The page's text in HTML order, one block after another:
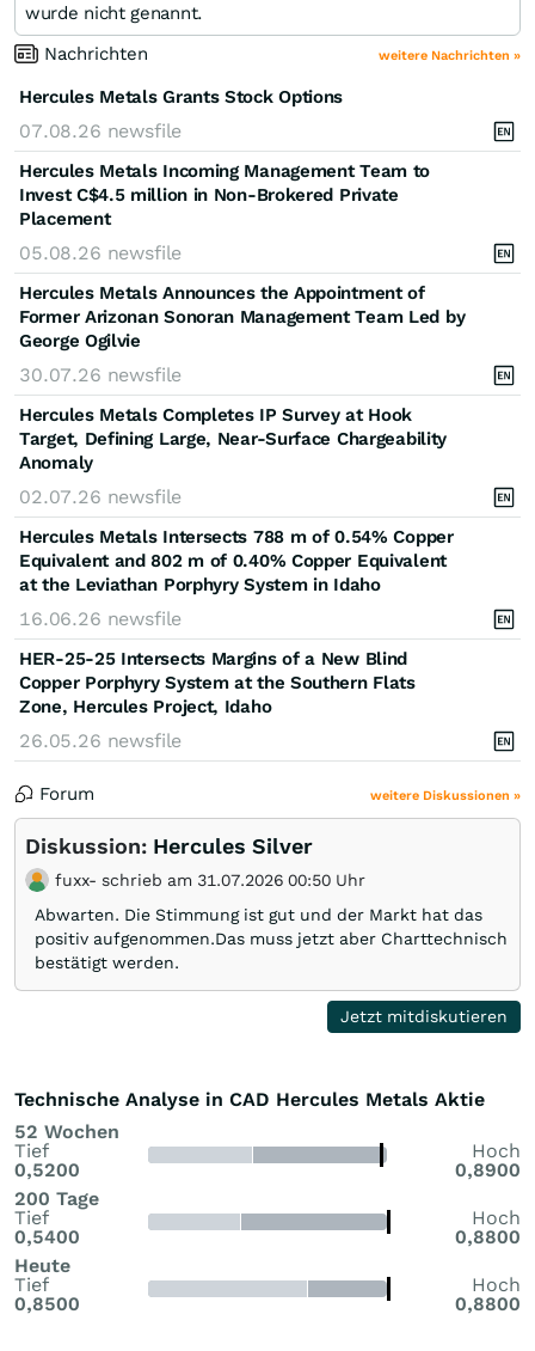
wurde nicht genannt.
Nachrichten
weitere Nachrichten »
Hercules Metals Grants Stock Options
07.08.26 newsfile
Hercules Metals Incoming Management Team to
Invest C$4.5 million in Non-Brokered Private
Placement
05.08.26 newsfile
Hercules Metals Announces the Appointment of
Former Arizonan Sonoran Management Team Led by
George Ogilvie
30.07.26 newsfile
Hercules Metals Completes IP Survey at Hook
Target, Defining Large, Near-Surface Chargeability
Anomaly
02.07.26 newsfile
Hercules Metals Intersects 788 m of 0.54% Copper
Equivalent and 802 m of 0.40% Copper Equivalent
at the Leviathan Porphyry System in Idaho
16.06.26 newsfile
HER-25-25 Intersects Margins of a New Blind
Copper Porphyry System at the Southern Flats
Zone, Hercules Project, Idaho
26.05.26 newsfile
Forum weitere Diskussionen »
Diskussion: Hercules Silver
fuxx- schrieb am 31.07.2026 00:50 Uhr
Abwarten. Die Stimmung ist gut und der Markt hat das
positiv aufgenommen.Das muss jetzt aber Charttechnisch
bestätigt werden.
Jetzt mitdiskutieren
Technische Analyse in CAD Hercules Metals Aktie
52 Wochen
Tief
0,5200
Hoch
0,8900
200 Tage
Tief
0,5400
Hoch
0,8800
Heute
Tief
0,8500
Hoch
0,8800